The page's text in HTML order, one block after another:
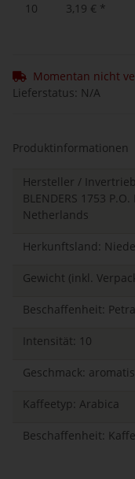
10 3,19 € *
Momentan nicht
Lieferstatus: N/A
Produktinformationen
Hersteller /
BLENDERS 1753
Netherlands
Herkunftsland:
Gewicht (inkl.
Beschaffenheit:
Intensität: 10
Geschmack:
Kaffeetyp: Arabica
Beschaffenheit: